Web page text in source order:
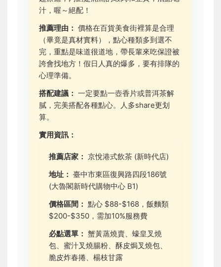
汁，喔～絕配！
推薦理由： 價格在百貨美食街裡算是合理
（畢竟是真材實料），點心種類多到選不
完，重點是味道很道地，帶長輩來吃保證被
誇會找地方！假日人真的爆多，要有排隊的
心理準備。
搭配建議： 一定要點一壺香片或普洱茶解
膩，完美搭配各種點心。人多share更划
算。
實用資訊：
推薦店家： 京悅港式飲茶 (新時代店)
地址： 臺中市東區復興路四段186號
(大魯閣新時代購物中心 B1)
價格區間： 點心 $88-$168，飯麵類
$200-$350，需加10%服務費
必點選單： 蟹黃蒸燒賣、蠔皇叉燒
包、蜜汁叉燒腸粉、酥皮焗叉燒包、
脆皮炸春捲、楊枝甘露